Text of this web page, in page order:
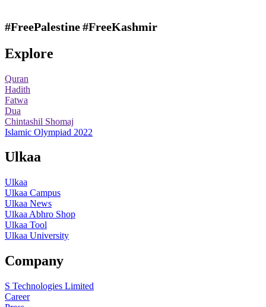
#FreePalestine#FreeKashmir
Explore
Quran
Hadith
Fatwa
Dua
Chintashil Shomaj
Islamic Olympiad 2022
Ulkaa
Ulkaa
Ulkaa Campus
Ulkaa News
Ulkaa Abhro Shop
Ulkaa Tool
Ulkaa University
Company
S Technologies Limited
Career